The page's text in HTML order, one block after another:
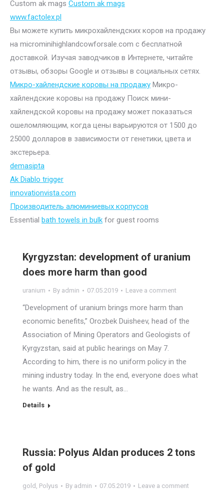
Custom ak mags Custom ak mags
www.factolex.pl
Вы можете купить микрохайлендских коров на продажу
на microminihighlandcowforsale.com с бесплатной
доставкой. Изучая заводчиков в Интернете, читайте
отзывы, обзоры Google и отзывы в социальных сетях.
Микро-хайлендские коровы на продажу Микро-
хайлендские коровы на продажу Поиск мини-
хайлендской коровы на продажу может показаться
ошеломляющим, когда цены варьируются от 1500 до
25000 долларов в зависимости от генетики, цвета и
экстерьера.
demasipta
Ak Diablo trigger
innovationvista.com
Производитель алюминиевых корпусов
Essential bath towels in bulk for guest rooms
Kyrgyzstan: development of uranium
does more harm than good
uranium By admin 07.05.2019 Leave a comment
“Development of uranium brings more harm than
economic benefits,” Orozbek Duisheev, head of the
Association of Mining Operators and Geologists of
Kyrgyzstan, said at public hearings on May 7.
According to him, there is no uniform policy in the
mining industry today. In the end, everyone does what
he wants. And as the result, as…
Details
Russia: Polyus Aldan produces 2 tons
of gold
gold , Polyus By admin 07.05.2019 Leave a comment